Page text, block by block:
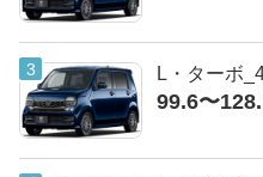
L・ターボ
99.6〜